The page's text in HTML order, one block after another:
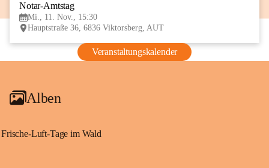
Notar-Amtstag
Mi., 11. Nov., 15:30
Hauptstraße 36, 6836 Viktorsberg, AUT
Veranstaltungskalender
Alben
Frische-Luft-Tage im Wald